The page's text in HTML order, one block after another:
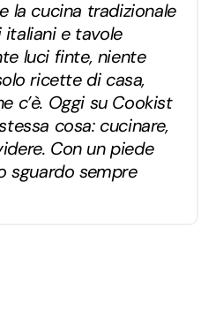
la cucina tradizionale
e tavole
luci finte, niente
ricette di casa,
c’è. Oggi su Cookist
cosa: cucinare,
Con un piede
sguardo sempre